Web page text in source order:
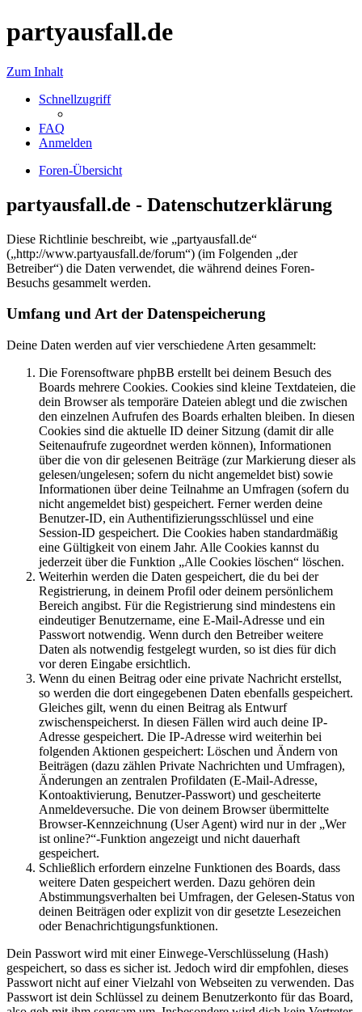
partyausfall.de
Zum Inhalt
Schnellzugriff
FAQ
Anmelden
Foren-Übersicht
partyausfall.de - Datenschutzerklärung
Diese Richtlinie beschreibt, wie „partyausfall.de“
(„http://www.partyausfall.de/forum“) (im Folgenden „der
Betreiber“) die Daten verwendet, die während deines Foren-
Besuchs gesammelt werden.
Umfang und Art der Datenspeicherung
Deine Daten werden auf vier verschiedene Arten gesammelt:
Die Forensoftware phpBB erstellt bei deinem Besuch des
Boards mehrere Cookies. Cookies sind kleine Textdateien, die
dein Browser als temporäre Dateien ablegt und die zwischen
den einzelnen Aufrufen des Boards erhalten bleiben. In diesen
Cookies sind die aktuelle ID deiner Sitzung (damit dir alle
Seitenaufrufe zugeordnet werden können), Informationen
über die von dir gelesenen Beiträge (zur Markierung dieser als
gelesen/ungelesen; sofern du nicht angemeldet bist) sowie
Informationen über deine Teilnahme an Umfragen (sofern du
nicht angemeldet bist) gespeichert. Ferner werden deine
Benutzer-ID, ein Authentifizierungsschlüssel und eine
Session-ID gespeichert. Die Cookies haben standardmäßig
eine Gültigkeit von einem Jahr. Alle Cookies kannst du
jederzeit über die Funktion „Alle Cookies löschen“ löschen.
Weiterhin werden die Daten gespeichert, die du bei der
Registrierung, in deinem Profil oder deinem persönlichem
Bereich angibst. Für die Registrierung sind mindestens ein
eindeutiger Benutzername, eine E-Mail-Adresse und ein
Passwort notwendig. Wenn durch den Betreiber weitere
Daten als notwendig festgelegt wurden, so ist dies für dich
vor deren Eingabe ersichtlich.
Wenn du einen Beitrag oder eine private Nachricht erstellst,
so werden die dort eingegebenen Daten ebenfalls gespeichert.
Gleiches gilt, wenn du einen Beitrag als Entwurf
zwischenspeicherst. In diesen Fällen wird auch deine IP-
Adresse gespeichert. Die IP-Adresse wird weiterhin bei
folgenden Aktionen gespeichert: Löschen und Ändern von
Beiträgen (dazu zählen Private Nachrichten und Umfragen),
Änderungen an zentralen Profildaten (E-Mail-Adresse,
Kontoaktivierung, Benutzer-Passwort) und gescheiterte
Anmeldeversuche. Die von deinem Browser übermittelte
Browser-Kennzeichnung (User Agent) wird nur in der „Wer
ist online?“-Funktion angezeigt und nicht dauerhaft
gespeichert.
Schließlich erfordern einzelne Funktionen des Boards, dass
weitere Daten gespeichert werden. Dazu gehören dein
Abstimmungsverhalten bei Umfragen, der Gelesen-Status von
deinen Beiträgen oder explizit von dir gesetzte Lesezeichen
oder Benachrichtigungsfunktionen.
Dein Passwort wird mit einer Einwege-Verschlüsselung (Hash)
gespeichert, so dass es sicher ist. Jedoch wird dir empfohlen, dieses
Passwort nicht auf einer Vielzahl von Webseiten zu verwenden. Das
Passwort ist dein Schlüssel zu deinem Benutzerkonto für das Board,